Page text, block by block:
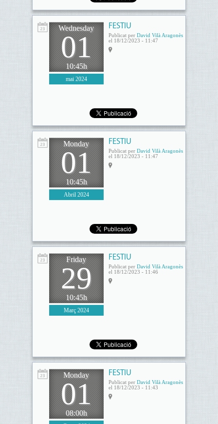
Wednesday
01
10:45h
mai 2024
FESTIU
Publicat per David Vilà Aragonès
el 18/12/2023 - 11:47
Monday
01
10:45h
Abril 2024
FESTIU
Publicat per David Vilà Aragonès
el 18/12/2023 - 11:47
Friday
29
10:45h
Març 2024
FESTIU
Publicat per David Vilà Aragonès
el 18/12/2023 - 11:46
Monday
01
08:00h
FESTIU
Publicat per David Vilà Aragonès
el 18/12/2023 - 11:43